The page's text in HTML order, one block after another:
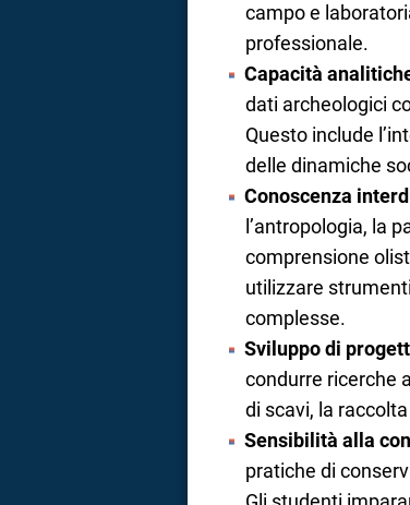
campo e
professionale.
Capacità
dati archeologici
Questo include
delle dinamiche
Conoscenza
l’antropologia, la
comprensione
utilizzare
complesse.
Sviluppo di
condurre ricerche
di scavi, la
Sensibilità alla
pratiche di